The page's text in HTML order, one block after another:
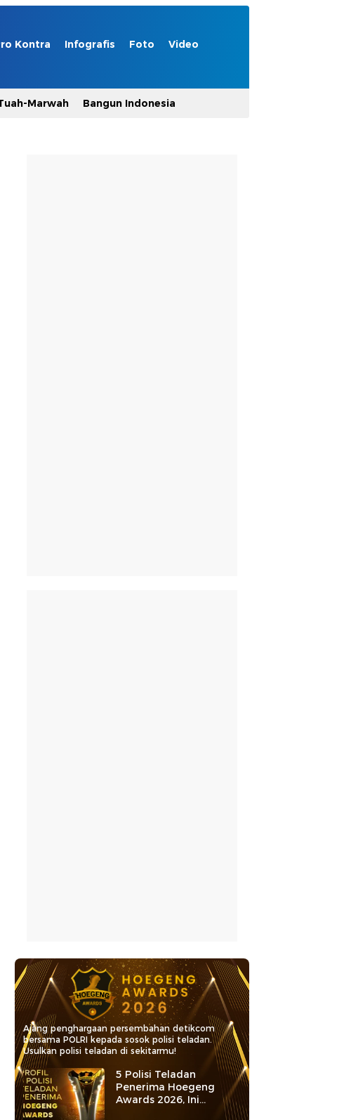
Kontra Infografis Foto Video
Marwah Bangun Indonesia
Ajang penghargaan persembahan detikcom
bersama POLRI kepada sosok polisi teladan.
Usulkan polisi teladan di sekitarmu!
5 Polisi Teladan
Penerima Hoegeng
Awards 2026, Ini
Kategori dan Kiprahnya